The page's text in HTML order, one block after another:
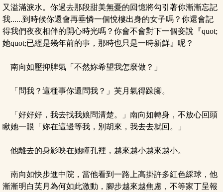
又溢滿淚水。你過去那段甜美無憂的回憶將勾引著你漸漸忘記
我......到時候你還會再垂憐一個悅樓出身的女子嗎？你還會記
得我們夜夜相伴的開心時光嗎？你會不會對下一個妾說『quot;
她quot;已經是幾年前的事，那時也只是一時新鮮』呢？
南向如壓抑脾氣「不然妳希望我怎麼做？」
「問我？這種事你還問我？」芙月氣得跺腳。
「好好好，我去找我娘問清楚。」南向如轉身，不放心回頭
瞅她一眼「妳在這邊等我，別胡來，我去去就回。」
他離去的身影映在她瞳孔裡，越來越小越來越小。
南向如快步進中院，當他看到一路上高掛許多紅色綵球，他
漸漸明白芙月為何如此激動，腳步越來越焦慮，不等家丁呈報